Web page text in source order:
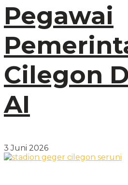
Pegawai
Cilegon
AI
3 Juni 2026